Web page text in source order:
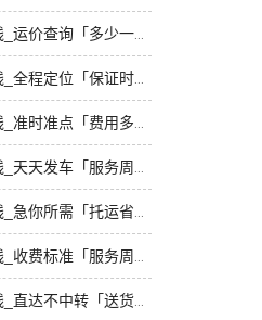
广州到泰州物流专线_运价查询「多少一吨」
广州到镇江物流专线_全程定位「保证时效」
广州到扬州物流专线_准时准点「费用多少」
广州到盐城物流专线_天天发车「服务周到」
广州到淮安物流专线_急你所需「托运省心」
漳州到北京物流专线_收费标准「服务周到」
厦门到北京物流专线_直达不中转「送货到门」